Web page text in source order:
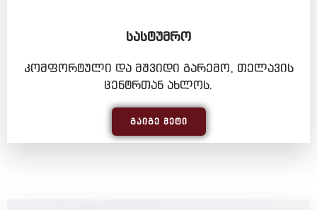
ᲡᲐᲡᲢᲣᲛᲠᲝ
კომფორტული და მშვიდი გარემო, თელავის
ცენტრთან ახლოს.
ᲒᲐᲘᲒᲔ ᲛᲔᲢᲘ